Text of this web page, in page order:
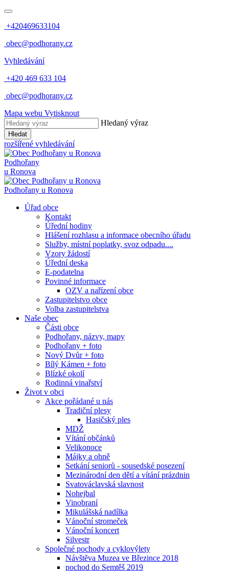
+420469633104
obec@podhorany.cz
Vyhledávání
+420 469 633 104
obec@podhorany.cz
Mapa webu Vytisknout
Hledaný výraz
Hledat
rozšířené vyhledávání
Podhořany
u Ronova
Podhořany u Ronova
Úřad obce
Kontakt
Úřední hodiny
Hlášení rozhlasu a informace obecního úřadu
Služby, místní poplatky, svoz odpadu....
Vzory žádostí
Úřední deska
E-podatelna
Povinné informace
OZV a nařízení obce
Zastupitelstvo obce
Volba zastupitelstva
Naše obec
Části obce
Podhořany, názvy, mapy
Podhořany + foto
Nový Dvůr + foto
Bílý Kámen + foto
Blízké okolí
Rodinná vinařství
Život v obci
Akce pořádané u nás
Tradiční plesy
Hasičský ples
MDŽ
Vítání občánků
Velikonoce
Májky a ohně
Setkání seniorů - sousedské posezení
Mezinárodní den dětí a vítání prázdnin
Svatováclavská slavnost
Nohejbal
Vinobraní
Mikulášská nadílka
Vánoční stromeček
Vánoční koncert
Silvestr
Společné pochody a cyklovýlety
Návštěva Muzea ve Březince 2018
pochod do Semtěš 2019